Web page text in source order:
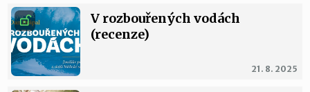
21. 8. 2025
V rozbouřených vodách
(recenze)